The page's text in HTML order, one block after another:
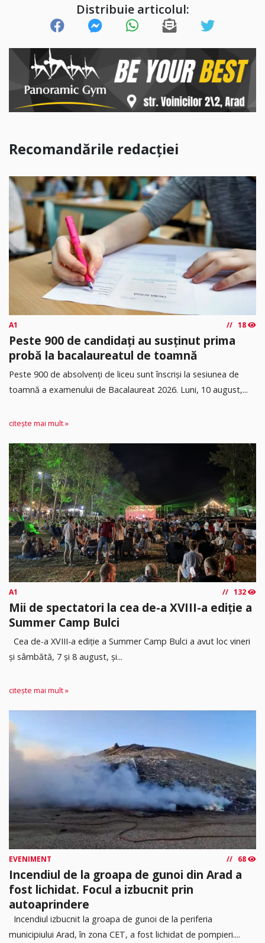
Distribuie articolul:
Recomandările redacției
A1 18
Peste 900 de candidați au susținut prima
probă la bacalaureatul de toamnă
Peste 900 de absolvenți de liceu sunt înscriși la sesiunea de
toamnă a examenului de Bacalaureat 2026. Luni, 10 august,...
citește mai mult »
A1 132
Mii de spectatori la cea de-a XVIII-a ediție a
Summer Camp Bulci
Cea de-a XVIII-a ediție a Summer Camp Bulci a avut loc vineri
și sâmbătă, 7 și 8 august, și...
citește mai mult »
EVENIMENT 68
Incendiul de la groapa de gunoi din Arad a
fost lichidat. Focul a izbucnit prin
autoaprindere
Incendiul izbucnit la groapa de gunoi de la periferia
municipiului Arad, în zona CET, a fost lichidat de pompieri....